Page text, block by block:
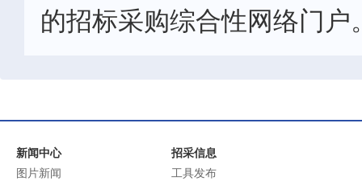
的招标采购综合性网络门户
新闻中心
图片新闻
招采信息
工具发布